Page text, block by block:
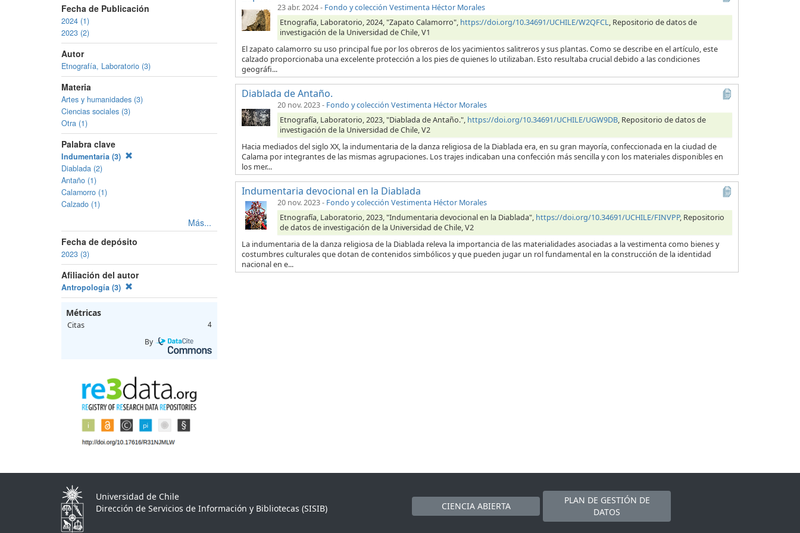
Fecha de Publicación
2024 (1)
2023 (2)
Autor
Etnografía, Laboratorio (3)
Materia
Artes y humanidades (3)
Ciencias sociales (3)
Otra (1)
Palabra clave
Indumentaria (3)
Diablada (2)
Antaño (1)
Calamorro (1)
Calzado (1)
Más...
Fecha de depósito
2023 (3)
Afiliación del autor
Antropología (3)
Métricas
Citas 4
By
23 abr. 2024- Fondo y colección Vestimenta Héctor Morales
Etnografía, Laboratorio, 2024, "Zapato Calamorro", https://doi.org/10.34691/UCHILE/W2QFCL, Repositorio de datos de
investigación de la Universidad de Chile, V1
El zapato calamorro su uso principal fue por los obreros de los yacimientos salitreros y sus plantas. Como se describe en el artículo, este
calzado proporcionaba una excelente protección a los pies de quienes lo utilizaban. Esto resultaba crucial debido a las condiciones
geográfi...
Diablada de Antaño.
20 nov. 2023- Fondo y colección Vestimenta Héctor Morales
Etnografía, Laboratorio, 2023, "Diablada de Antaño.", https://doi.org/10.34691/UCHILE/UGW9DB, Repositorio de datos de
investigación de la Universidad de Chile, V2
Hacia mediados del siglo XX, la indumentaria de la danza religiosa de la Diablada era, en su gran mayoría, confeccionada en la ciudad de
Calama por integrantes de las mismas agrupaciones. Los trajes indicaban una confección más sencilla y con los materiales disponibles en
los mer...
Indumentaria devocional en la Diablada
20 nov. 2023- Fondo y colección Vestimenta Héctor Morales
Etnografía, Laboratorio, 2023, "Indumentaria devocional en la Diablada", https://doi.org/10.34691/UCHILE/FINVPP, Repositorio
de datos de investigación de la Universidad de Chile, V2
La indumentaria de la danza religiosa de la Diablada releva la importancia de las materialidades asociadas a la vestimenta como bienes y
costumbres culturales que dotan de contenidos simbólicos y que pueden jugar un rol fundamental en la construcción de la identidad
nacional en e...
Universidad de Chile
Dirección de Servicios de Información y Bibliotecas (SISIB)
CIENCIA ABIERTA
PLAN DE GESTIÓN DE
DATOS